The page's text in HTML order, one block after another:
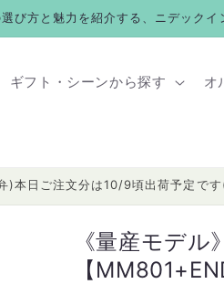
び方と魅力を紹介する、ニデック
ギフト・シーンから探す オ
)本日ご注文分は10/9頃出荷予定で
《量産モデ
【